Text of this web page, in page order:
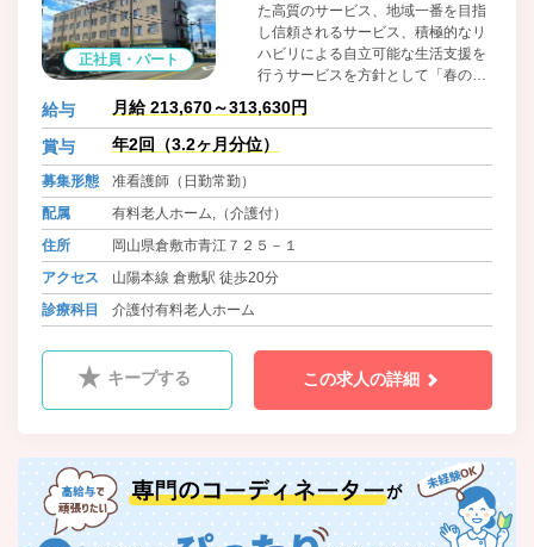
正社員・パート
た高質のサービス、地域一番を目指
し信頼されるサービス、積極的なリ
ハビリによる自立可能な生活支援を
行うサービスを方針として「春の陽
だまりでありたい」をコンセプトと
した介護サービス事業を展開してい
ます。介護予防にも力を入れ、心身
の機能維持を目指したリハビリには
タッフについても研修体制の強化や
働く環境を整え、「ここで仕事がで
きてよかった」と言ってもらえる会
社として地域に根差した企業を目指
しています。
給与 月給 213,670～313,630円
賞与 年2回（3.2ヶ月分位）
募集形態
准看護師（日勤常勤）
配属
有料老人ホーム,（介護付）
住所
岡山県倉敷市青江７２５－１
アクセス
山陽本線 倉敷駅 徒歩20分
診療科目
介護付有料老人ホーム
キープする この求人の詳細